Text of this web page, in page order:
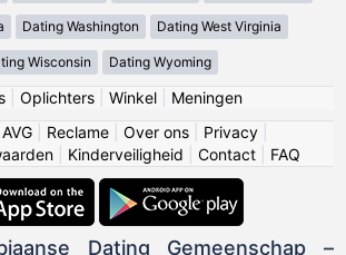
Dating Washington Dating West Virginia
Wisconsin Dating Wyoming
| Oplichters| Winkel| Meningen
Reclame Over ons Privacy
Kinderveiligheid Contact FAQ
Dating Gemeenschap –